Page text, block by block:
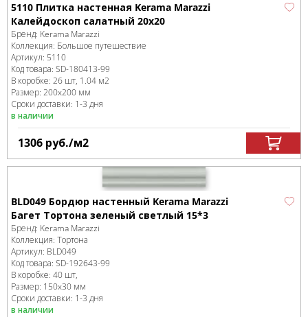
5110 Плитка настенная Kerama Marazzi
Калейдоскоп салатный 20х20
Бренд: Kerama Marazzi
Коллекция: Большое путешествие
Артикул: 5110
Код товара: SD-180413-99
В коробке: 26 шт, 1.04 м2
Размер: 200x200 мм
Сроки доставки: 1-3 дня
в наличии
1306 руб./м2
BLD049 Бордюр настенный Kerama Marazzi
Багет Тортона зеленый светлый 15*3
Бренд: Kerama Marazzi
Коллекция: Тортона
Артикул: BLD049
Код товара: SD-192643-99
В коробке: 40 шт,
Размер: 150x30 мм
Сроки доставки: 1-3 дня
в наличии